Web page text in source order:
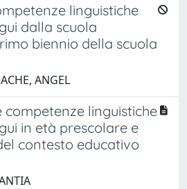
linguistiche
dalla scuola
biennio della scuola
ANGEL
competenze linguistiche
in età prescolare e
contesto educativo